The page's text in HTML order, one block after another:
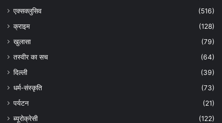
एक्सक्लुसिव
(516)
क्राइम
(128)
खुलासा
(79)
तस्वीर का सच
(64)
दिल्ली
(39)
धर्म-संस्कृति
(73)
पर्यटन
(21)
ब्यूरोक्रेसी
(122)